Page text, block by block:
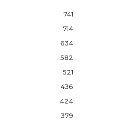
741
714
634
582
521
436
424
379